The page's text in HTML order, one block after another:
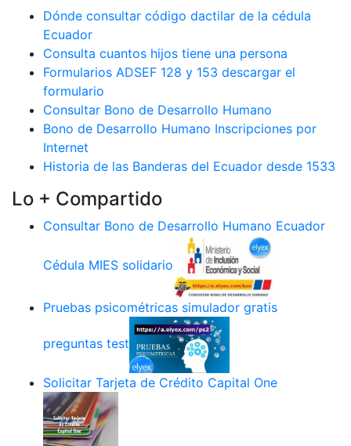
Dónde consultar código dactilar de la cédula
Ecuador
Consulta cuantos hijos tiene una persona
Formularios ADSEF 128 y 153 descargar el
formulario
Consultar Bono de Desarrollo Humano
Bono de Desarrollo Humano Inscripciones por
Internet
Historia de las Banderas del Ecuador desde 1533
Lo + Compartido
Consultar Bono de Desarrollo Humano Ecuador
Cédula MIES solidario
Pruebas psicométricas simulador gratis
preguntas test
Solicitar Tarjeta de Crédito Capital One